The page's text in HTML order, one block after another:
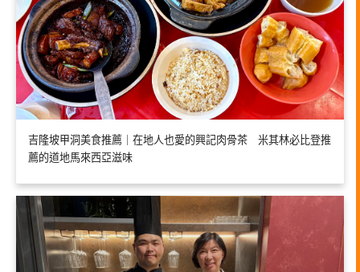
吉隆坡甲洞美食推薦｜在地人也愛的興記肉骨茶 米其林必比登推
薦的道地馬來西亞滋味